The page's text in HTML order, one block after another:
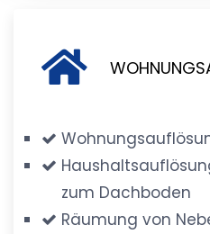
zum Dachboden
Räumung von